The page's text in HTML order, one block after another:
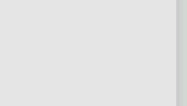
da 1 a 5 stelle